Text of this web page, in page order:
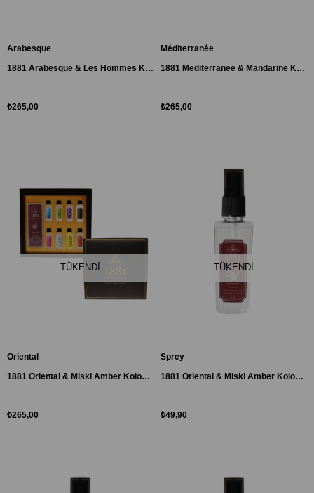
Arabesque
1881 Arabesque & Les Hommes Kolonya Hediye Seti
₺265,00
Méditerranée
1881 Mediterranee & Mandarine Kolonya Hediye Seti
₺265,00
TÜKENDI
Oriental
1881 Oriental & Miski Amber Kolonya Hediye Seti
₺265,00
TÜKENDI
Sprey
1881 Oriental & Miski Amber Kolonya Sprey 50 ml
₺49,90